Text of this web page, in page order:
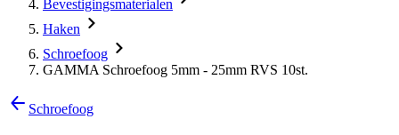
Bevestigingsmaterialen
Haken
Schroefoog
GAMMA Schroefoog 5mm - 25mm RVS 10st.
Schroefoog